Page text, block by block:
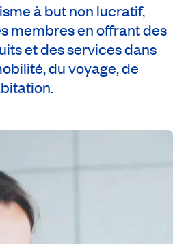
à but non lucratif,
membres en offrant des
et des services dans
du voyage, de